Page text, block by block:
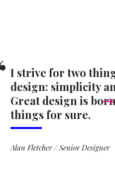
things in
and clarity.
born of those